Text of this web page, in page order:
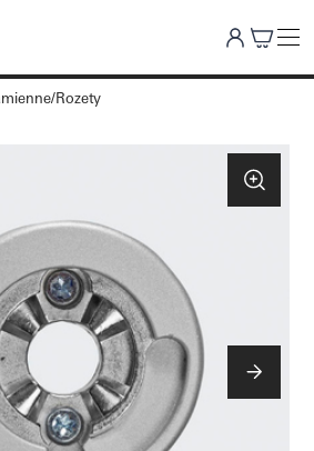
Rozety